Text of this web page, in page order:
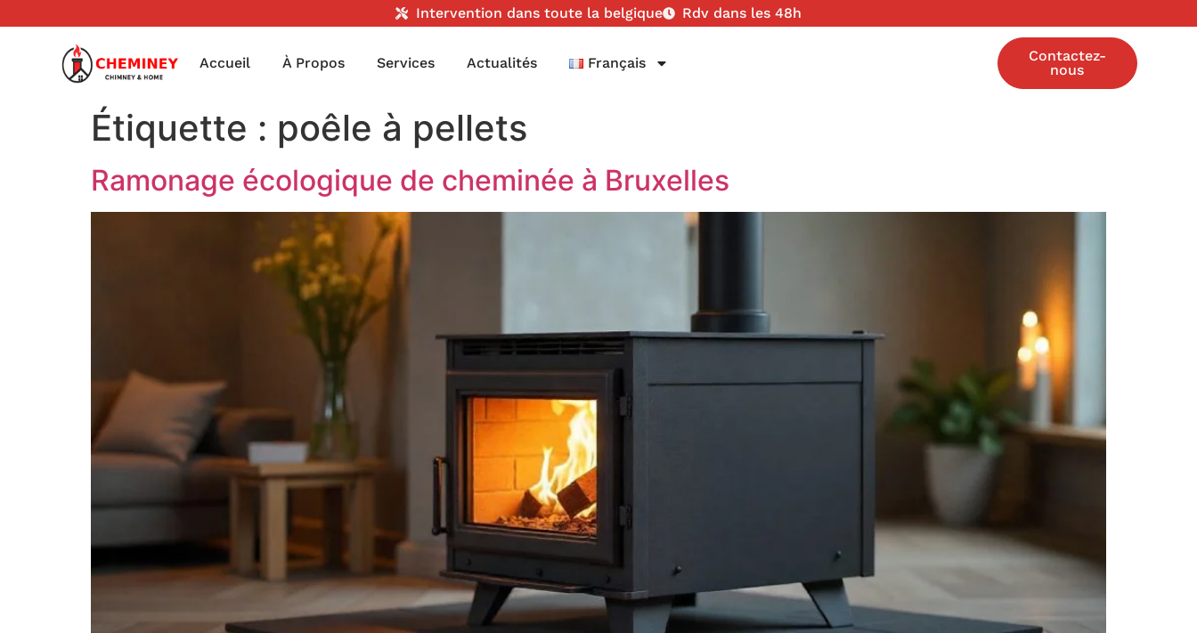
Intervention dans toute la belgique Rdv dans les 48h
Accueil À Propos Services Actualités Français
Contactez-
nous
Étiquette : poêle à pellets
Ramonage écologique de cheminée à Bruxelles